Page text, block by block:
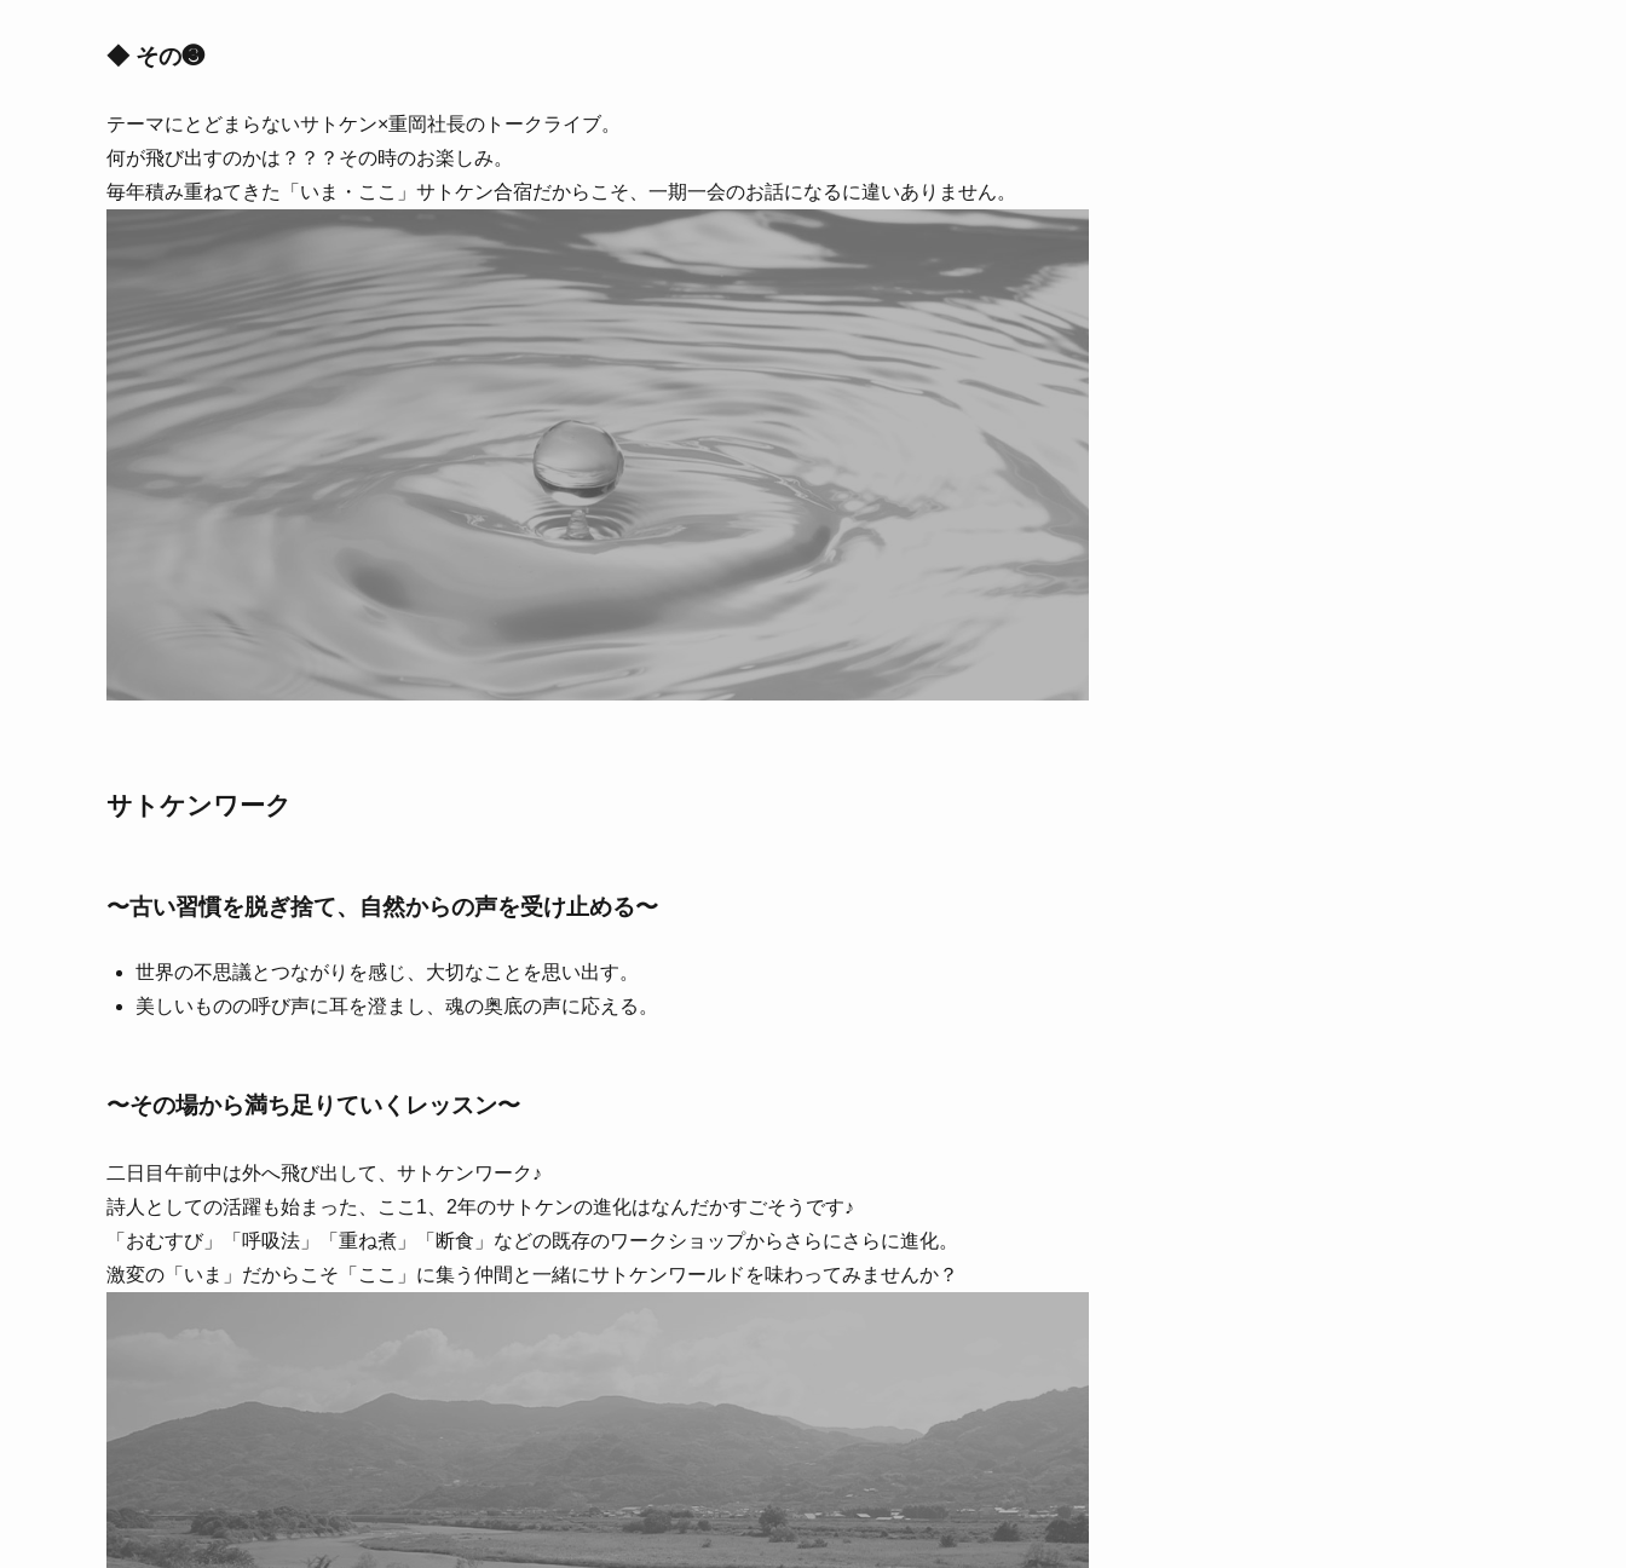
◆ その❸
テーマにとどまらないサトケン×重岡社長のトークライブ。
何が飛び出すのかは？？？その時のお楽しみ。
毎年積み重ねてきた「いま・ここ」サトケン合宿だからこそ、一期一会のお話になるに違いありません。
サトケンワーク
〜古い習慣を脱ぎ捨て、自然からの声を受け止める〜
世界の不思議とつながりを感じ、大切なことを思い出す。
美しいものの呼び声に耳を澄まし、魂の奥底の声に応える。
〜その場から満ち足りていくレッスン〜
二日目午前中は外へ飛び出して、サトケンワーク♪
詩人としての活躍も始まった、ここ1、2年のサトケンの進化はなんだかすごそうです♪
「おむすび」「呼吸法」「重ね煮」「断食」などの既存のワークショップからさらにさらに進化。
激変の「いま」だからこそ「ここ」に集う仲間と一緒にサトケンワールドを味わってみませんか？